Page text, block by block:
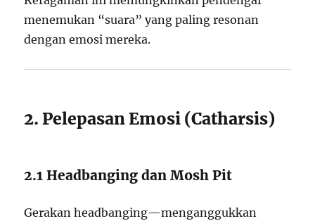
menemukan “suara” yang paling resonan
dengan emosi mereka.
2. Pelepasan Emosi (Catharsis)
2.1 Headbanging dan Mosh Pit
Gerakan headbanging—menganggukkan